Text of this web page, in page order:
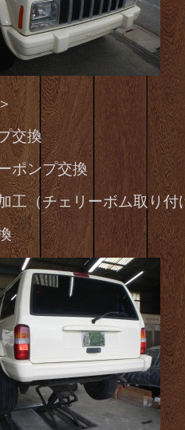
交換
ポンプ交換
工（チェリーボム取り付